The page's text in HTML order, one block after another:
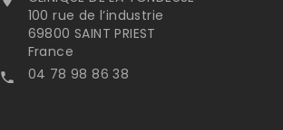
100 rue de l’industrie
69800 SAINT PRIEST
France
 04 78 98 86 38